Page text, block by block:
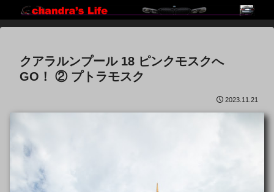
クアラルンプール 18 ピンクモスクへ
GO！ ② プトラモスク
2023.11.21